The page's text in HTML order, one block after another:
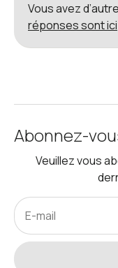
Vous avez
réponses sont ici
Abonnez-
Veuillez vous